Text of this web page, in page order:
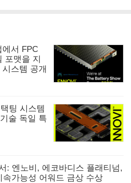
서 FPC
포맷을 지
스템 공개
팅 시스템
술 독일 특
: 엔노비, 에코바디스 플래티넘,
가능성 어워드 금상 수상